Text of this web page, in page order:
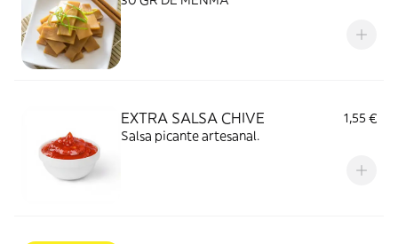
EXTRA SALSA CHIVE
1,55 €
Salsa picante artesanal.